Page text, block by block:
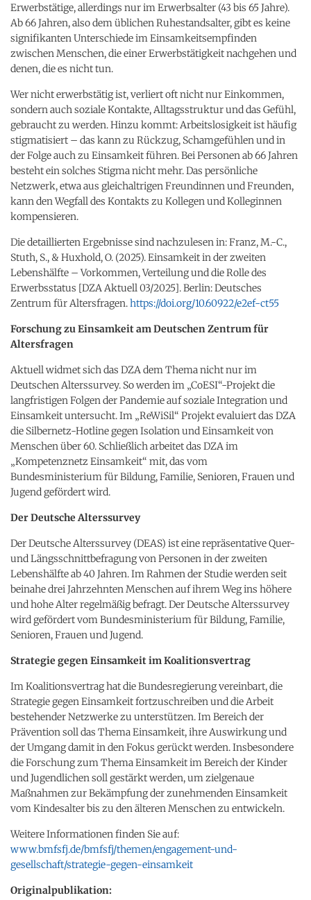
Erwerbstätige, allerdings nur im Erwerbsalter (43 bis 65 Jahre).
Ab 66 Jahren, also dem üblichen Ruhestandsalter, gibt es keine
signifikanten Unterschiede im Einsamkeitsempfinden
zwischen Menschen, die einer Erwerbstätigkeit nachgehen und
denen, die es nicht tun.
Wer nicht erwerbstätig ist, verliert oft nicht nur Einkommen,
sondern auch soziale Kontakte, Alltagsstruktur und das Gefühl,
gebraucht zu werden. Hinzu kommt: Arbeitslosigkeit ist häufig
stigmatisiert – das kann zu Rückzug, Schamgefühlen und in
der Folge auch zu Einsamkeit führen. Bei Personen ab 66 Jahren
besteht ein solches Stigma nicht mehr. Das persönliche
Netzwerk, etwa aus gleichaltrigen Freundinnen und Freunden,
kann den Wegfall des Kontakts zu Kollegen und Kolleginnen
kompensieren.
Die detaillierten Ergebnisse sind nachzulesen in: Franz, M.-C.,
Stuth, S., & Huxhold, O. (2025). Einsamkeit in der zweiten
Lebenshälfte – Vorkommen, Verteilung und die Rolle des
Erwerbsstatus [DZA Aktuell 03/2025]. Berlin: Deutsches
Zentrum für Altersfragen.https://doi.org/10.60922/e2ef-ct55
Forschung zu Einsamkeit am Deutschen Zentrum für
Altersfragen
Aktuell widmet sich das DZA dem Thema nicht nur im
Deutschen Alterssurvey. So werden im „CoESI“-Projekt die
langfristigen Folgen der Pandemie auf soziale Integration und
Einsamkeit untersucht. Im „ReWiSil“ Projekt evaluiert das DZA
die Silbernetz-Hotline gegen Isolation und Einsamkeit von
Menschen über 60. Schließlich arbeitet das DZA im
„Kompetenznetz Einsamkeit“ mit, das vom
Bundesministerium für Bildung, Familie, Senioren, Frauen und
Jugend gefördert wird.
Der Deutsche Alterssurvey
Der Deutsche Alterssurvey (DEAS) ist eine repräsentative Quer-
und Längsschnittbefragung von Personen in der zweiten
Lebenshälfte ab 40 Jahren. Im Rahmen der Studie werden seit
beinahe drei Jahrzehnten Menschen auf ihrem Weg ins höhere
und hohe Alter regelmäßig befragt. Der Deutsche Alterssurvey
wird gefördert vom Bundesministerium für Bildung, Familie,
Senioren, Frauen und Jugend.
Strategie gegen Einsamkeit im Koalitionsvertrag
Im Koalitionsvertrag hat die Bundesregierung vereinbart, die
Strategie gegen Einsamkeit fortzuschreiben und die Arbeit
bestehender Netzwerke zu unterstützen. Im Bereich der
Prävention soll das Thema Einsamkeit, ihre Auswirkung und
der Umgang damit in den Fokus gerückt werden. Insbesondere
die Forschung zum Thema Einsamkeit im Bereich der Kinder
und Jugendlichen soll gestärkt werden, um zielgenaue
Maßnahmen zur Bekämpfung der zunehmenden Einsamkeit
vom Kindesalter bis zu den älteren Menschen zu entwickeln.
Weitere Informationen finden Sie auf:
www.bmfsfj.de/bmfsfj/themen/engagement-und-
gesellschaft/strategie-gegen-einsamkeit
Originalpublikation: